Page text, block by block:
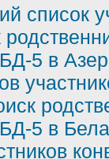
список
5 в
5 в